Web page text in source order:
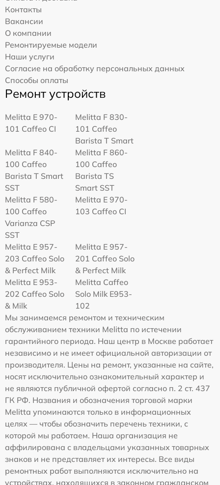
Контакты
Вакансии
О компании
Ремонтируемые модели
Наши услуги
Согласие на обработку персональных данных
Способы оплаты
Ремонт устройств
Melitta Е 970-
101 Caffeo CI
Melitta F 830-
101 Caffeo
Barista T Smart
Melitta F 840-
100 Caffeo
Barista T Smart
SST
Melitta F 860-
100 Caffeo
Barista TS
Smart SST
Melitta F 580-
100 Caffeo
Varianza CSP
SST
Melitta Е 970-
103 Caffeo CI
Melitta E 957-
203 Caffeo Solo
& Perfect Milk
Melitta E 957-
201 Caffeo Solo
& Perfect Milk
Melitta Е 953-
202 Caffeo Solo
& Milk
Melitta Caffeo
Solo Milk E953-
102
Мы занимаемся ремонтом и техническим
обслуживанием техники Melitta по истечении
гарантийного периода. Наш центр в Москве работает
независимо и не имеет официальной авторизации от
производителя. Цены на ремонт, указанные на сайте,
носят исключительно ознакомительный характер и
не являются публичной офертой согласно п. 2 ст. 437
ГК РФ. Названия и обозначения торговой марки
Melitta упоминаются только в информационных
целях — чтобы обозначить перечень техники, с
которой мы работаем. Наша организация не
аффилирована с владельцами указанных товарных
знаков и не представляет их интересы. Все виды
ремонтных работ выполняются исключительно на
устройствах, находящихся в законном гражданском